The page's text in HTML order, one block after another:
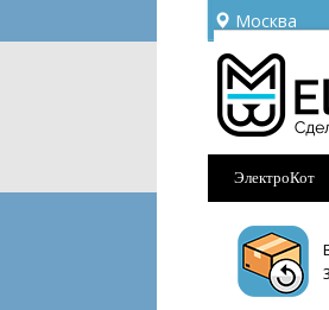
Москва
Ваш город —
ЭлектроКот